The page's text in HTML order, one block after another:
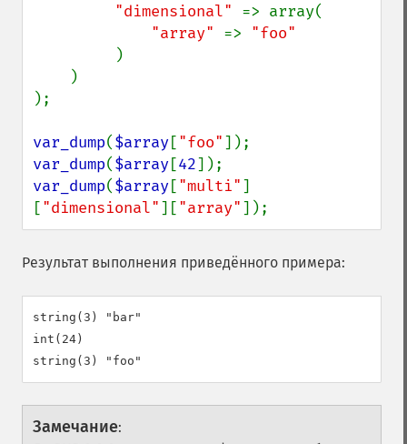
"dimensional" => array(
"array" => "foo"
)
);
var_dump($array["foo"
var_dump($array[42
var_dump($array["multi"]
["dimensional"]["array"]);
Результат выполнения приведённого примера:
string(3) "bar"
int(24)
Замечание: